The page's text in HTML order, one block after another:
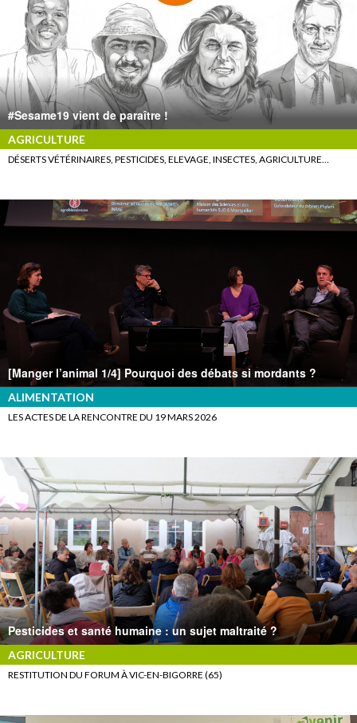
#Sesame19 vient de paraître !
AGRICULTURE
DÉSERTS VÉTÉRINAIRES, PESTICIDES, ELEVAGE, INSECTES, AGRICULTURE…
[Manger l’animal 1/4] Pourquoi des débats si mordants ?
ALIMENTATION
LES ACTES DE LA RENCONTRE DU 19 MARS 2026
Pesticides et santé humaine : un sujet maltraité ?
AGRICULTURE
RESTITUTION DU FORUM À VIC-EN-BIGORRE (65)